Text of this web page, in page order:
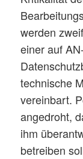
werden
einer auf
technische
vereinbart.
angedroht,
ihm
betreiben